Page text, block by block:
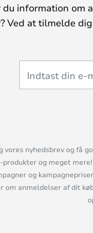
information om
Ved at tilmelde
vores nyhedsbrev og få
produkter og meget
og
om anmeldelser af dit